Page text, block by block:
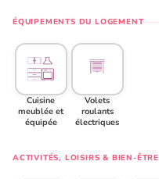
ÉQUIPEMENTS DU LOGEMENT
Cuisine
meublée et
équipée
Volets
roulants
électriques
ACTIVITÉS, LOISIRS & BIEN-ÊTRE